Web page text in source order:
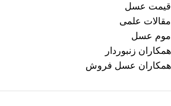
قیمت عسل
مقالات علمی
موم عسل
همکاران زنبوردار
همکاران عسل فروش